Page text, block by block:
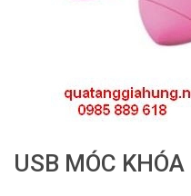
USB MÓC